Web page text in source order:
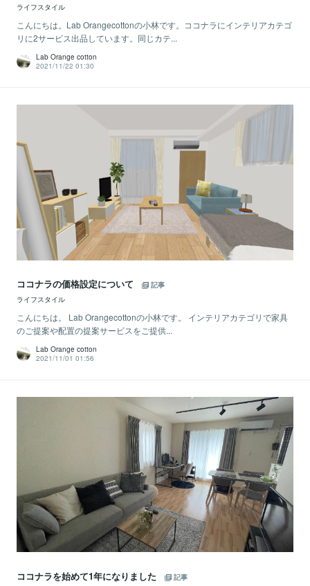
ライフスタイル
こんにちは。Lab Orangecottonの小林です。ココナラにインテリアカテゴ
リに2サービス出品しています。同じカテ...
Lab Orange cotton
2021/11/22 01:30
ココナラの価格設定について
記事
ライフスタイル
こんにちは。 Lab Orangecottonの小林です。 インテリアカテゴリで家具
のご提案や配置の提案サービスをご提供...
Lab Orange cotton
2021/11/01 01:56
ココナラを始めて1年になりました
記事